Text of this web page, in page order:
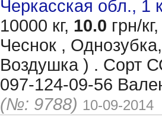
Черкасская обл., 1
10000 кг, 10.0 грн/кг,
Чеснок ,
Воздушка ) . Сорт
097-124-09-56
(№: 9788) 10-09-2014